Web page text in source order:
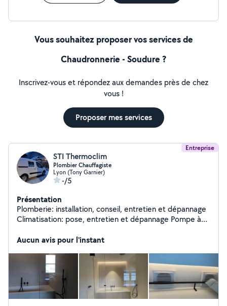
Vous souhaitez proposer vos services de
Chaudronnerie - Soudure ?
Inscrivez-vous et répondez aux demandes près de chez
vous !
Proposer mes services
Entreprise
STI Thermoclim
Plombier Chauffagiste
Lyon (Tony Garnier)
-/5
Présentation
Plomberie: installation, conseil, entretien et dépannage
Climatisation: pose, entretien et dépannage Pompe à
Aucun avis pour l'instant